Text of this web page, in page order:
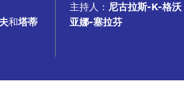
和塔蒂
主持人： 尼古拉斯-K-格沃
亚娜-塞拉芬